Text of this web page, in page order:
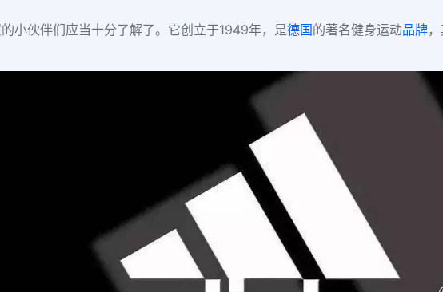
小伙伴们应当十分了解了。它创立于1949年，是德国的著名健身运动品牌